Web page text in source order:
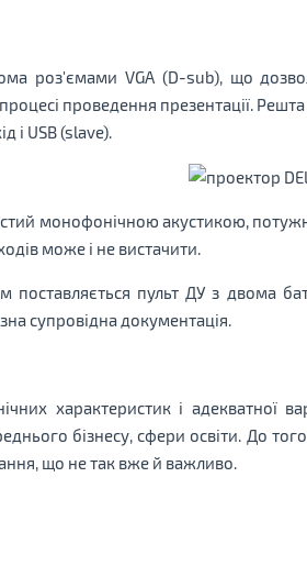
роз'ємами VGA (D-sub), що
проведення презентації. Решта
і USB (slave).
монофонічною акустикою,
може і не вистачити.
поставляється пульт ДУ з двома
супровідна документація.
характеристик і адекватної
бізнесу, сфери освіти. До
що не так вже й важливо.